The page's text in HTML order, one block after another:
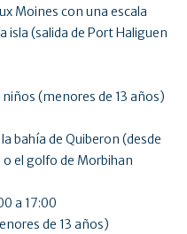
Moines con una escala
isla (salida de Port Haliguen
(menores de 13 años)
bahía de Quiberon (desde
el golfo de Morbihan
a 17:00
de 13 años)